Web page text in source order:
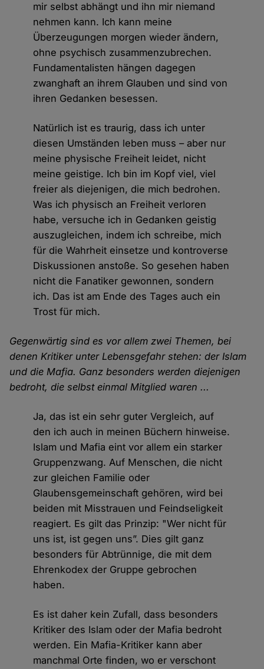
mir selbst abhängt und ihn mir niemand
nehmen kann. Ich kann meine
Überzeugungen morgen wieder ändern,
ohne psychisch zusammenzubrechen.
Fundamentalisten hängen dagegen
zwanghaft an ihrem Glauben und sind von
ihren Gedanken besessen.
Natürlich ist es traurig, dass ich unter
diesen Umständen leben muss – aber nur
meine physische Freiheit leidet, nicht
meine geistige. Ich bin im Kopf viel, viel
freier als diejenigen, die mich bedrohen.
Was ich physisch an Freiheit verloren
habe, versuche ich in Gedanken geistig
auszugleichen, indem ich schreibe, mich
für die Wahrheit einsetze und kontroverse
Diskussionen anstoße. So gesehen haben
nicht die Fanatiker gewonnen, sondern
ich. Das ist am Ende des Tages auch ein
Trost für mich.
Gegenwärtig sind es vor allem zwei Themen, bei
denen Kritiker unter Lebensgefahr stehen: der Islam
und die Mafia. Ganz besonders werden diejenigen
bedroht, die selbst einmal Mitglied waren ...
Ja, das ist ein sehr guter Vergleich, auf
den ich auch in meinen Büchern hinweise.
Islam und Mafia eint vor allem ein starker
Gruppenzwang. Auf Menschen, die nicht
zur gleichen Familie oder
Glaubensgemeinschaft gehören, wird bei
beiden mit Misstrauen und Feindseligkeit
reagiert. Es gilt das Prinzip: "Wer nicht für
uns ist, ist gegen uns”. Dies gilt ganz
besonders für Abtrünnige, die mit dem
Ehrenkodex der Gruppe gebrochen
haben.
Es ist daher kein Zufall, dass besonders
Kritiker des Islam oder der Mafia bedroht
werden. Ein Mafia-Kritiker kann aber
manchmal Orte finden, wo er verschont